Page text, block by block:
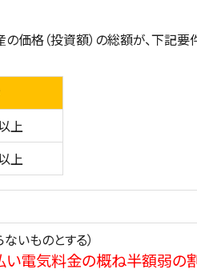
格（投資額）の総額が、下記要
上
上
いものとする）
い電気料金の概ね半額弱の